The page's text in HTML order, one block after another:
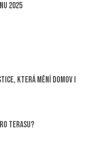
2025
která mění domov i
terasu?